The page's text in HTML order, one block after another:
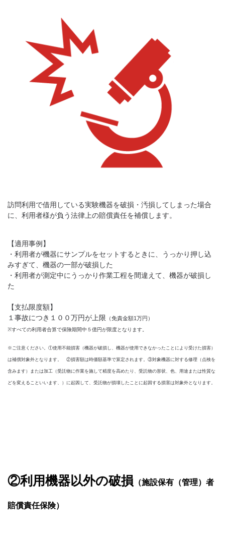
訪問利用で借用している実験機器を破損・汚損してしまった場合
に、利用者様が負う法律上の賠償責任を補償します。
【適用事例】
・利用者が機器にサンプルをセットするときに、うっかり押し込
みすぎて、機器の一部が破損した
・利用者が測定中にうっかり作業工程を間違えて、機器が破損し
た
【支払限度額】
１事故につき１００万円が上限 （免責金額1万円）
※すべての利用者合算で保険期間中５億円が限度となります。
※ご注意ください。①使用不能損害（機器が破損し、機器が使用できなかったことにより受けた損害）
は補償対象外となります。 ②損害額は時価額基準で算定されます。③対象機器に対する修理（点検を
含みます）または加工（受託物に作業を施して精度を高めたり、受託物の形状、色、用途または性質な
どを変えることいいます、）に起因して、受託物が損壊したことに起因する損害は対象外となります。
②利用機器以外の破損 （施設保有（管理）者
賠償責任保険）